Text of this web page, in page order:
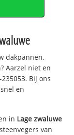
dakpannen,
Aarzel niet en
Bij ons
en
in Lage zwaluwe
van